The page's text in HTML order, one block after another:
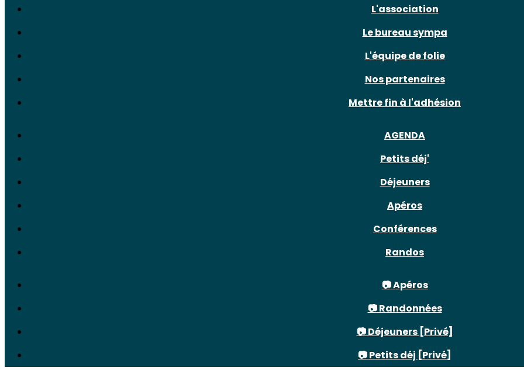
L'association
Le bureau sympa
L'équipe de folie
Nos partenaires
Mettre fin à l'adhésion
AGENDA
Petits déj'
Déjeuners
Apéros
Conférences
Randos
📷 Apéros
📷 Randonnées
📷 Déjeuners [Privé]
📷 Petits déj [Privé]